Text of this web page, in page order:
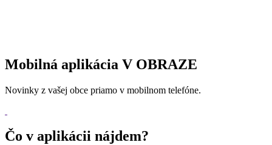
Mobilná aplikácia V OBRAZE
Novinky z vašej obce priamo v mobilnom telefóne.
Čo v aplikácii nájdem?